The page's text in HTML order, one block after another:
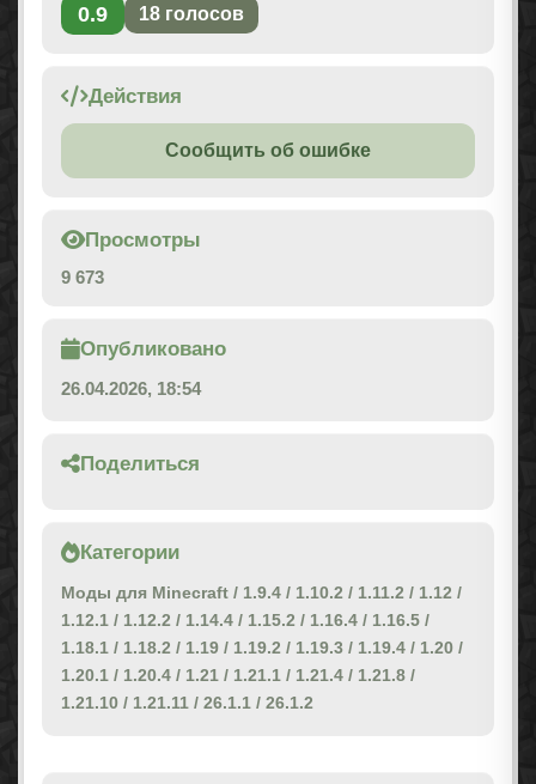
0.9 18 голосов
Действия
Сообщить об ошибке
Просмотры
9 673
Опубликовано
26.04.2026, 18:54
Поделиться
Категории
Моды для Minecraft / 1.9.4 / 1.10.2 / 1.11.2 / 1.12 /
1.12.1 / 1.12.2 / 1.14.4 / 1.15.2 / 1.16.4 / 1.16.5 /
1.18.1 / 1.18.2 / 1.19 / 1.19.2 / 1.19.3 / 1.19.4 / 1.20 /
1.20.1 / 1.20.4 / 1.21 / 1.21.1 / 1.21.4 / 1.21.8 /
1.21.10 / 1.21.11 / 26.1.1 / 26.1.2